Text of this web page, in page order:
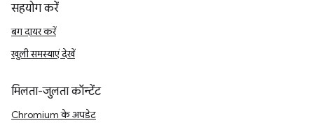
सहयोग करें
बग दायर करें
खुली समस्याएं देखें
मिलता-जुलता कॉन्टेंट
Chromium के अपडेट